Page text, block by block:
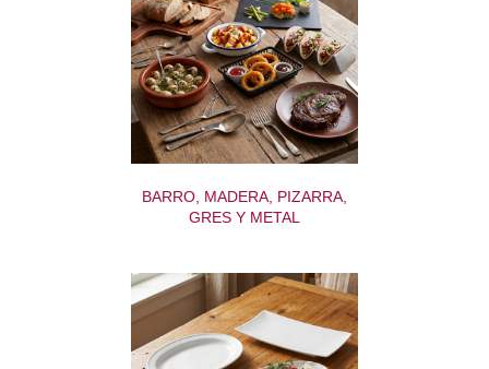
BARRO, MADERA, PIZARRA,
GRES Y METAL